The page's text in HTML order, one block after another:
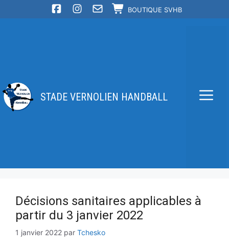
BOUTIQUE SVHB
STADE VERNOLIEN HANDBALL
Décisions sanitaires applicables à
partir du 3 janvier 2022
1 janvier 2022 par Tchesko